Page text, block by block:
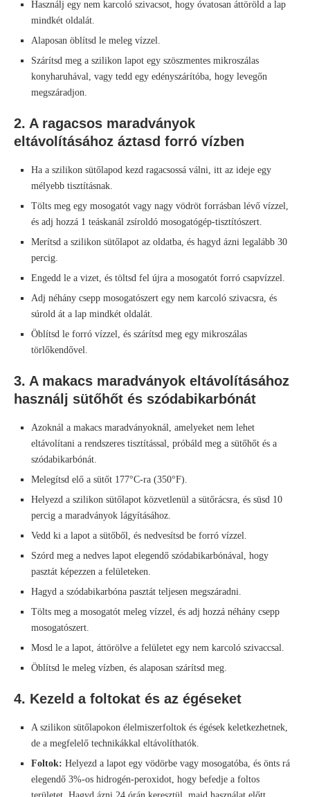
Használj egy nem karcoló szivacsot, hogy óvatosan áttöröld a lap
mindkét oldalát.
Alaposan öblítsd le meleg vízzel.
Szárítsd meg a szilikon lapot egy szöszmentes mikroszálas
konyharuhával, vagy tedd egy edényszárítóba, hogy levegőn
megszáradjon.
2. A ragacsos maradványok
eltávolításához áztasd forró vízben
Ha a szilikon sütőlapod kezd ragacsossá válni, itt az ideje egy
mélyebb tisztításnak.
Tölts meg egy mosogatót vagy nagy vödröt forrásban lévő vízzel,
és adj hozzá 1 teáskanál zsíroldó mosogatógép-tisztítószert.
Merítsd a szilikon sütőlapot az oldatba, és hagyd ázni legalább 30
percig.
Engedd le a vizet, és töltsd fel újra a mosogatót forró csapvízzel.
Adj néhány csepp mosogatószert egy nem karcoló szivacsra, és
súrold át a lap mindkét oldalát.
Öblítsd le forró vízzel, és szárítsd meg egy mikroszálas
törlőkendővel.
3. A makacs maradványok eltávolításához
használj sütőhőt és szódabikarbónát
Azoknál a makacs maradványoknál, amelyeket nem lehet
eltávolítani a rendszeres tisztítással, próbáld meg a sütőhőt és a
szódabikarbónát.
Melegítsd elő a sütőt 177°C-ra (350°F).
Helyezd a szilikon sütőlapot közvetlenül a sütőrácsra, és süsd 10
percig a maradványok lágyításához.
Vedd ki a lapot a sütőből, és nedvesítsd be forró vízzel.
Szórd meg a nedves lapot elegendő szódabikarbónával, hogy
pasztát képezzen a felületeken.
Hagyd a szódabikarbóna pasztát teljesen megszáradni.
Tölts meg a mosogatót meleg vízzel, és adj hozzá néhány csepp
mosogatószert.
Mosd le a lapot, áttörölve a felületet egy nem karcoló szivaccsal.
Öblítsd le meleg vízben, és alaposan szárítsd meg.
4. Kezeld a foltokat és az égéseket
A szilikon sütőlapokon élelmiszerfoltok és égések keletkezhetnek,
de a megfelelő technikákkal eltávolíthatók.
Foltok: Helyezd a lapot egy vödörbe vagy mosogatóba, és önts rá
elegendő 3%-os hidrogén-peroxidot, hogy befedje a foltos